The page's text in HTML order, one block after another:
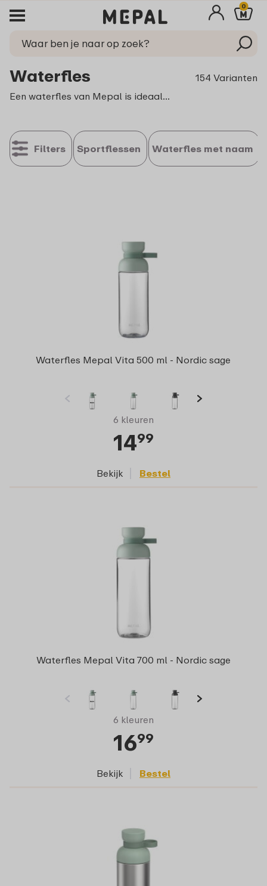
0
Waterfles
154 Varianten
Een waterfles van Mepal is ideaal voor onderweg, op school of tijdens je werkdag. Of je nu een groot formaat kiest of een compact waterflesje, al onze flessen zijn herbruikbaar en makkelijk schoon te maken. Dankzij het slimme design neem je je favoriete drankje altijd eenvoudig mee. Waterfles kopen? Dan kies je met Mepal voor een duurzame waterfles die praktisch is in gebruik. Ben je op zoek naar een
Filters Sportflessen Waterfles met naam
Waterfles Mepal Vita 500 ml - Nordic sage
6 kleuren
1499
Bekijk Bestel
Waterfles Mepal Vita 700 ml - Nordic sage
6 kleuren
1699
Bekijk Bestel